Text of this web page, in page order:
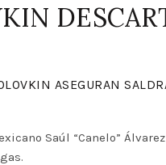
ASEGURAN
Saúl “Canelo”